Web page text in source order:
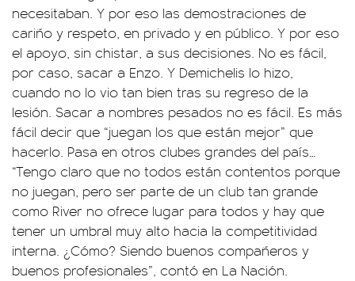
necesitaban. Y por eso las demostraciones de
cariño y respeto, en privado y en público. Y por eso
el apoyo, sin chistar, a sus decisiones. No es fácil,
por caso, sacar a Enzo. Y Demichelis lo hizo,
cuando no lo vio tan bien tras su regreso de la
lesión. Sacar a nombres pesados no es fácil. Es más
fácil decir que “juegan los que están mejor” que
hacerlo. Pasa en otros clubes grandes del país…
“Tengo claro que no todos están contentos porque
no juegan, pero ser parte de un club tan grande
como River no ofrece lugar para todos y hay que
tener un umbral muy alto hacia la competitividad
interna. ¿Cómo? Siendo buenos compañeros y
buenos profesionales”, contó en La Nación.